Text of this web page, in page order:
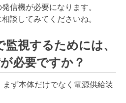
信機が必要になります。
談してみてくださいね。
監視するためには、
必要ですか？
ず本体だけでなく電源供給装